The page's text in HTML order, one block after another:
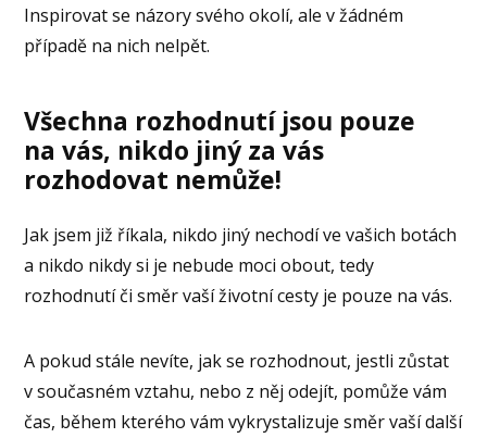
Inspirovat se názory svého okolí, ale v žádném
případě na nich nelpět.
Všechna rozhodnutí jsou pouze
na vás, nikdo jiný za vás
rozhodovat nemůže!
Jak jsem již říkala, nikdo jiný nechodí ve vašich botách
a nikdo nikdy si je nebude moci obout, tedy
rozhodnutí či směr vaší životní cesty je pouze na vás.
A pokud stále nevíte, jak se rozhodnout, jestli zůstat
v současném vztahu, nebo z něj odejít, pomůže vám
čas, během kterého vám vykrystalizuje směr vaší další